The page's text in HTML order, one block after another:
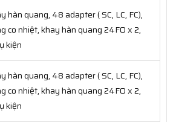
hàn quang, 48 adapter ( SC, LC, FC),
co nhiệt, khay hàn quang 24FO x 2,
kiện
hàn quang, 48 adapter ( SC, LC, FC),
co nhiệt, khay hàn quang 24FO x 2,
kiện